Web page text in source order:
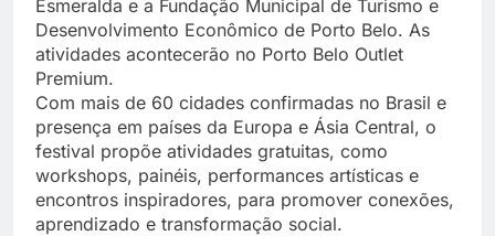
Esmeralda e a Fundação Municipal de Turismo e
Desenvolvimento Econômico de Porto Belo. As
atividades acontecerão no Porto Belo Outlet
Premium.
Com mais de 60 cidades confirmadas no Brasil e
presença em países da Europa e Ásia Central, o
festival propõe atividades gratuitas, como
workshops, painéis, performances artísticas e
encontros inspiradores, para promover conexões,
aprendizado e transformação social.